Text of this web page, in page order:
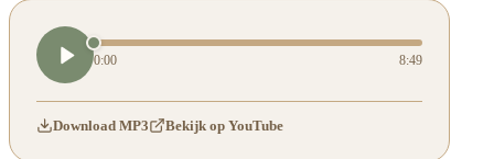
0:00 8:49
Download MP3 Bekijk op YouTube